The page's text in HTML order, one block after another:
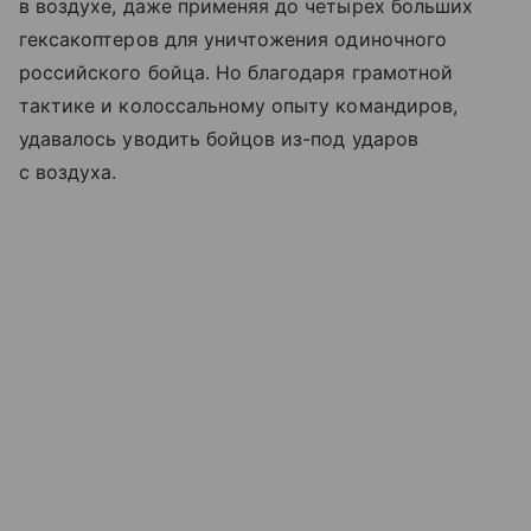
в воздухе, даже применяя до четырех больших
гексакоптеров для уничтожения одиночного
российского бойца. Но благодаря грамотной
тактике и колоссальному опыту командиров,
удавалось уводить бойцов из-под ударов
с воздуха.